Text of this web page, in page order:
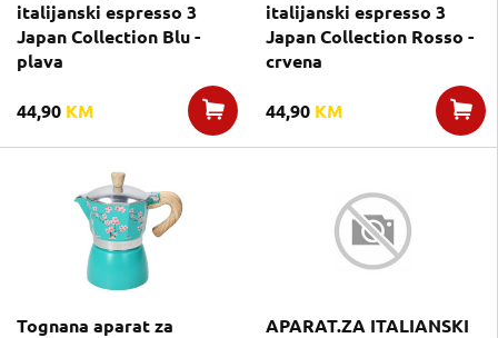
italijanski espresso 3
Japan Collection Blu -
plava
44,90 KM
italijanski espresso 3
Japan Collection Rosso -
crvena
44,90 KM
Tognana aparat za
APARAT.ZA ITALIANSKI